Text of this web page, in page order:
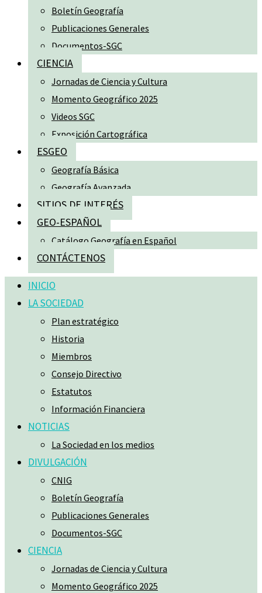
Boletín Geografía
Publicaciones Generales
Documentos-SGC
CIENCIA
Jornadas de Ciencia y Cultura
Momento Geográfico 2025
Videos SGC
Exposición Cartográfica
ESGEO
Geografía Básica
Geografía Avanzada
SITIOS DE INTERÉS
GEO-ESPAÑOL
Catálogo Geografía en Español
CONTÁCTENOS
INICIO
LA SOCIEDAD
Plan estratégico
Historia
Miembros
Consejo Directivo
Estatutos
Información Financiera
NOTICIAS
La Sociedad en los medios
DIVULGACIÓN
CNIG
Boletín Geografía
Publicaciones Generales
Documentos-SGC
CIENCIA
Jornadas de Ciencia y Cultura
Momento Geográfico 2025